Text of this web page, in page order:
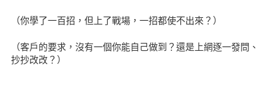
（你學了一百招，但上了戰場，一招都使不出來？）
（客戶的要求，沒有一個你能自己做到？還是上網逐一發問、
抄抄改改？）